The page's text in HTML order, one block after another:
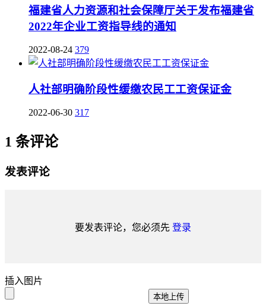
福建省人力资源和社会保障厅关于发布福建省
2022年企业工资指导线的通知
2022-08-24 379
人社部明确阶段性缓缴农民工工资保证金
2022-06-30 317
1 条评论
发表评论
要发表评论，您必须先 登录
插入图片
本地上传